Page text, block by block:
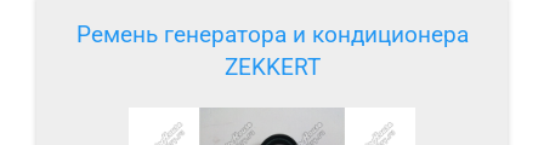
Ремень генератора и кондиционера
ZEKKERT